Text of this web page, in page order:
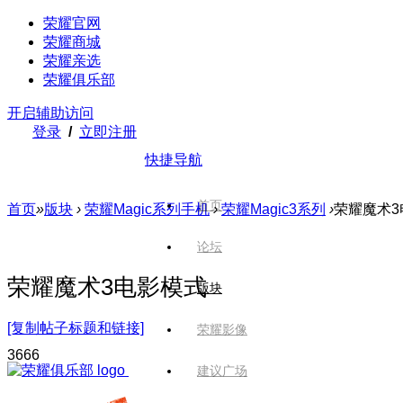
荣耀官网
荣耀商城
荣耀亲选
荣耀俱乐部
开启辅助访问
登录 / 立即注册
快捷导航
首页
论坛
版块
荣耀影像
建议广场
首页»版块 › 荣耀Magic系列手机 › 荣耀Magic3系列 ›荣耀魔术3
荣耀魔术3电影模式
[复制帖子标题和链接]
3666